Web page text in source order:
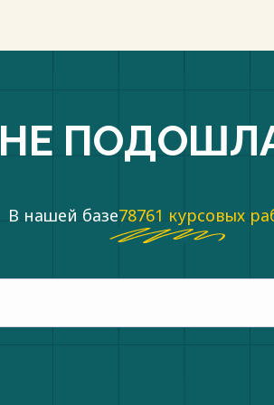
НЕ
В нашей базе78761 курсовых